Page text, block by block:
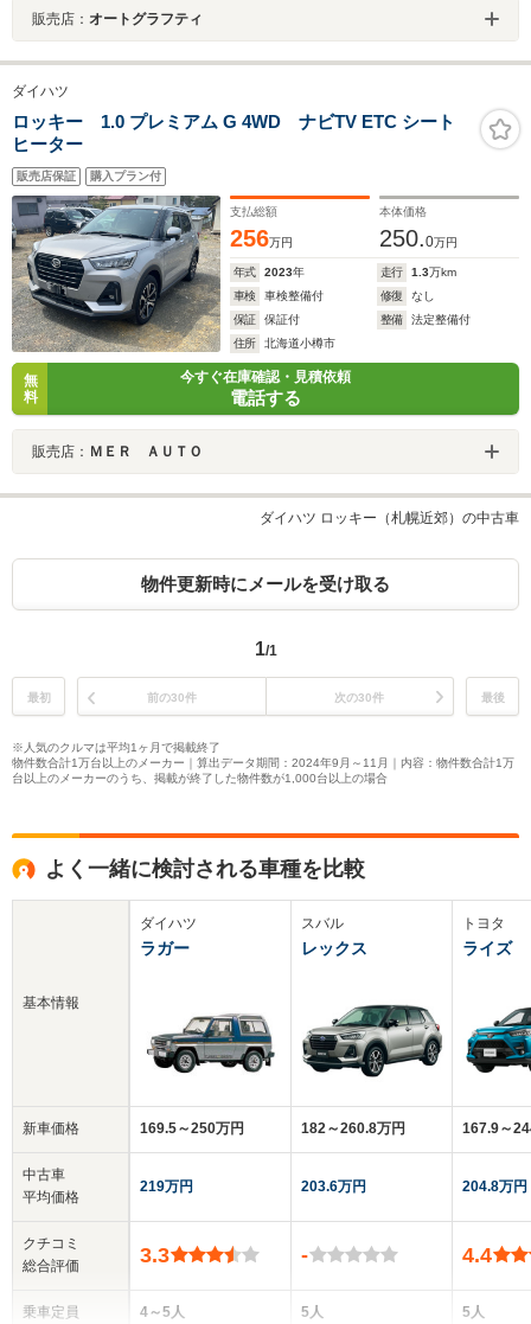
販売店： オートグラフティ
ダイハツ
ロッキー 1.0 プレミアム G 4WD ナビTV ETC シート
ヒーター
販売店保証 購入プラン付
支払総額
256万円
本体価格
250.0万円
年式 2023年 走行 1.3万km
車検
車検整備付 修復
なし
保証
保証付 整備
法定整備付
住所
北海道小樽市
無
料
今すぐ在庫確認・見積依頼
電話する
販売店： ＭＥＲ ＡＵＴＯ
ダイハツ ロッキー（札幌近郊）の中古車
物件更新時にメールを受け取る
1/1
最初 前の30件 次の30件 最後
※人気のクルマは平均1ヶ月で掲載終了
物件数合計1万台以上のメーカー｜算出データ期間：2024年9月～11月｜内容：物件数合計1万
台以上のメーカーのうち、掲載が終了した物件数が1,000台以上の場合
よく一緒に検討される車種を比較
基本情報
新車価格
中古車
平均価格
クチコミ
総合評価
乗車定員
ダイハツ
ラガー
169.5～250万円
219万円
3.3
4～5人
スバル
レックス
182～260.8万円
203.6万円
-
5人
トヨタ
ライズ
167.9～
204.8万円
4.4
5人